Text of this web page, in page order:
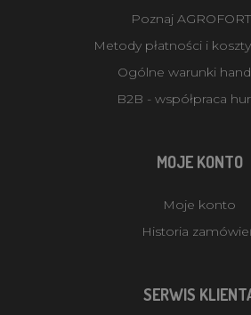
Poznaj
Metody płatności i
Ogólne warunki
B2B - współpraca
MOJE KONTO
Moje konto
Historia
SERWIS